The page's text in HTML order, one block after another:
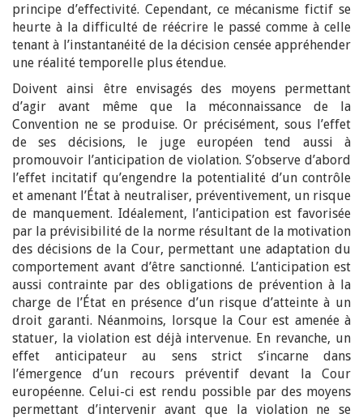
principe d’effectivité. Cependant, ce mécanisme fictif se
heurte à la difficulté de réécrire le passé comme à celle
tenant à l’instantanéité de la décision censée appréhender
une réalité temporelle plus étendue.
Doivent ainsi être envisagés des moyens permettant
d’agir avant même que la méconnaissance de la
Convention ne se produise. Or précisément, sous l’effet
de ses décisions, le juge européen tend aussi à
promouvoir l’anticipation de violation. S’observe d’abord
l’effet incitatif qu’engendre la potentialité d’un contrôle
et amenant l’État à neutraliser, préventivement, un risque
de manquement. Idéalement, l’anticipation est favorisée
par la prévisibilité de la norme résultant de la motivation
des décisions de la Cour, permettant une adaptation du
comportement avant d’être sanctionné. L’anticipation est
aussi contrainte par des obligations de prévention à la
charge de l’État en présence d’un risque d’atteinte à un
droit garanti. Néanmoins, lorsque la Cour est amenée à
statuer, la violation est déjà intervenue. En revanche, un
effet anticipateur au sens strict s’incarne dans
l’émergence d’un recours préventif devant la Cour
européenne. Celui-ci est rendu possible par des moyens
permettant d’intervenir avant que la violation ne se